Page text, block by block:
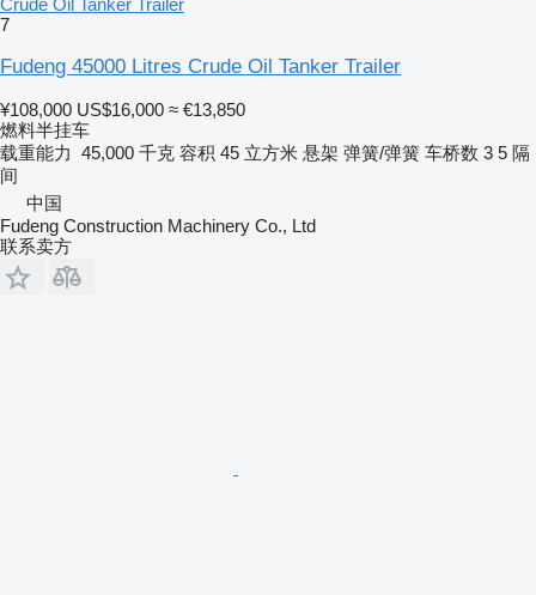
Crude Oil Tanker Trailer
7
Fudeng 45000 Litres Crude Oil Tanker Trailer
¥108,000 US$16,000 ≈ €13,850
燃料半挂车
载重能力 45,000 千克 容积 45 立方米 悬架 弹簧/弹簧 车桥数 3 5 隔
间
中国
Fudeng Construction Machinery Co., Ltd
联系卖方